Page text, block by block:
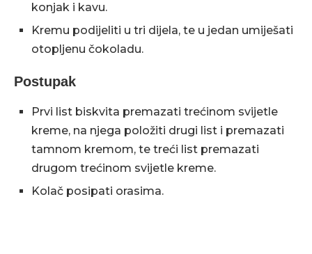
konjak i kavu.
Kremu podijeliti u tri dijela, te u jedan umiješati
otopljenu čokoladu.
Postupak
Prvi list biskvita premazati trećinom svijetle
kreme, na njega položiti drugi list i premazati
tamnom kremom, te treći list premazati
drugom trećinom svijetle kreme.
Kolač posipati orasima.